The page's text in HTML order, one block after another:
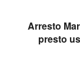
Arresto
presto